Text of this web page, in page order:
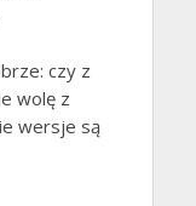
czy z
wolę z
wersje są